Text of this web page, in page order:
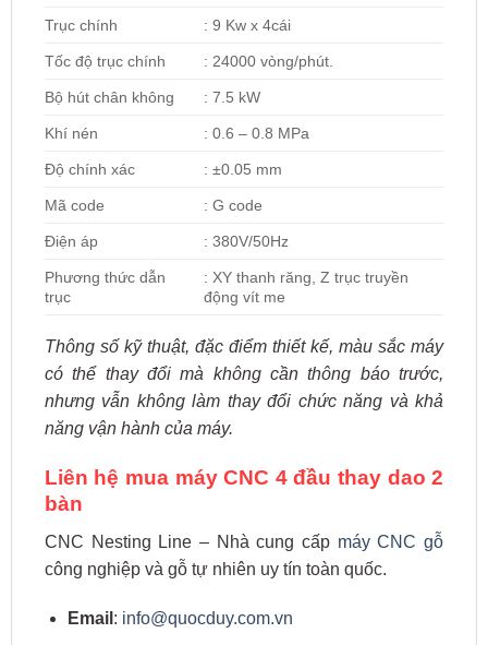
Trục chính : 9 Kw x 4cái
Tốc độ trục chính : 24000 vòng/phút.
Bộ hút chân không : 7.5 kW
Khí nén : 0.6 – 0.8 MPa
Độ chính xác : ±0.05 mm
Mã code : G code
Điện áp : 380V/50Hz
Phương thức dẫn
trục
: XY thanh răng, Z trục truyền
động vít me
Thông số kỹ thuật, đặc điểm thiết kế, màu sắc máy
có thể thay đổi mà không cần thông báo trước,
nhưng vẫn không làm thay đổi chức năng và khả
năng vận hành của máy.
Liên hệ mua máy CNC 4 đầu thay dao 2
bàn
CNC Nesting Line – Nhà cung cấp máy CNC gỗ
công nghiệp và gỗ tự nhiên uy tín toàn quốc.
Email : info@quocduy.com.vn